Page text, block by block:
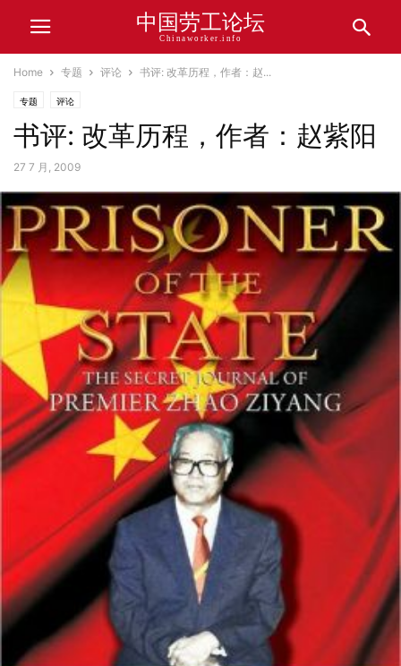
中国劳工论坛
Chinaworker.info
Home 专题 评论 书评: 改革历程，作者：赵...
专题 评论
书评: 改革历程，作者：赵紫阳
27 7 月, 2009